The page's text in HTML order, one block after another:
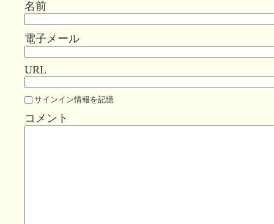
名前
電子メール
URL
サインイン情報を記憶
コメント